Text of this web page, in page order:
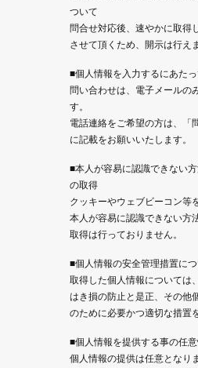
ついて
問合せ対応後、速やかに取得
させて頂くため、開示は行え
■個人情報を入力するにあた
問い合わせは、電子メールの
す。
電話連絡をご希望の方は、「
に記載をお願いいたします。
■本人が容易に認識できない
の取得
クッキーやウェブビーコン等
本人が容易に認識できない方
取得は行っておりません。
■個人情報の安全管理措置に
取得した個人情報については
はき損の防止と是正、その他
のために必要かつ適切な措置
■個人情報を提供する事の任
個人情報の提供は任意となり